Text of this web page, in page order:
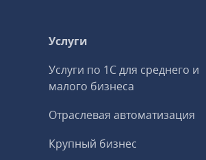
Услуги
Услуги по 1С для среднего и
малого бизнеса
Отраслевая автоматизация
Крупный бизнес